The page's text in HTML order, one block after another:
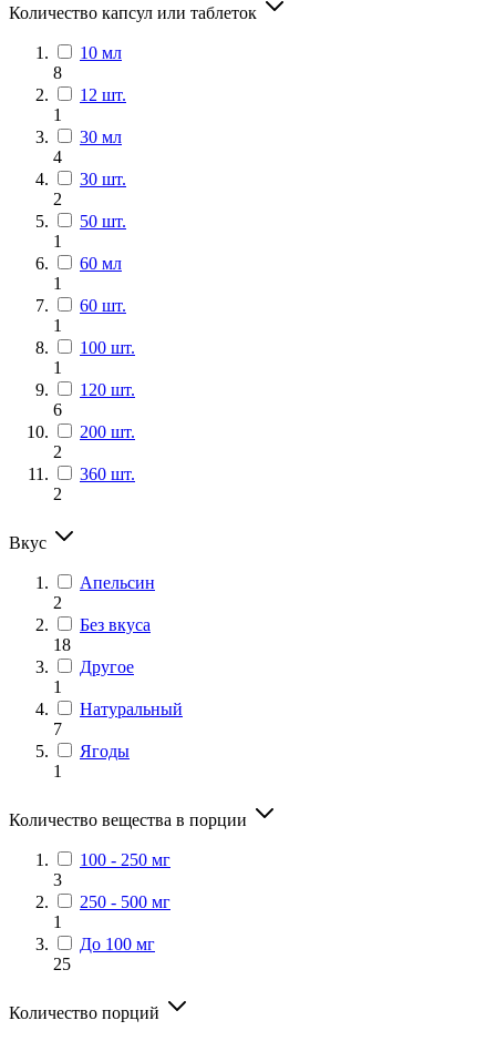
Количество капсул или таблеток
10 мл
8
12 шт.
1
30 мл
4
30 шт.
2
50 шт.
1
60 мл
1
60 шт.
1
100 шт.
1
120 шт.
6
200 шт.
2
360 шт.
2
Вкус
Апельсин
2
Без вкуса
18
Другое
1
Натуральный
7
Ягоды
1
Количество вещества в порции
100 - 250 мг
3
250 - 500 мг
1
До 100 мг
25
Количество порций